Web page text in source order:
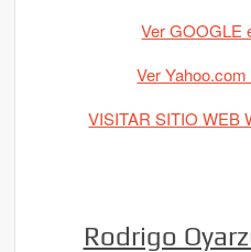
Ver GOOGLE
Ver
VISITAR SITIO WEB
Rodrigo